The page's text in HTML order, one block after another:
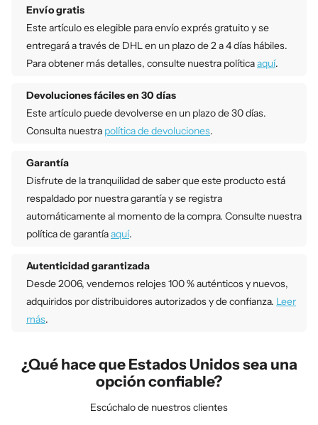
Envío gratis
Este artículo es elegible para envío exprés gratuito y se
entregará a través de DHL en un plazo de 2 a 4 días hábiles.
Para obtener más detalles, consulte nuestra políticaaquí.
Devoluciones fáciles en 30 días
Este artículo puede devolverse en un plazo de 30 días.
Consulta nuestra política de devoluciones.
Garantía
Disfrute de la tranquilidad de saber que este producto está
respaldado por nuestra garantía y se registra
automáticamente al momento de la compra. Consulte nuestra
política de garantíaaquí.
Autenticidad garantizada
Desde 2006, vendemos relojes 100 % auténticos y nuevos,
adquiridos por distribuidores autorizados y de confianza. Leer
más.
¿Qué hace que Estados Unidos sea una
opción confiable?
Escúchalo de nuestros clientes